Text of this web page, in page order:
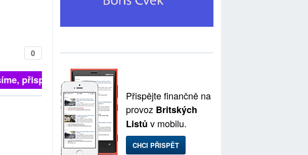
0
přispějte. ➥
Přispějte finančně na
provoz Britských
Listů v mobilu.
CHCI PŘISPĚT